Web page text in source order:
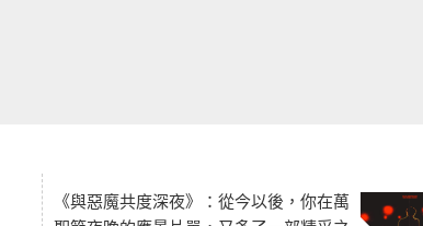
《與惡魔共度深夜》：從今以後，你在萬